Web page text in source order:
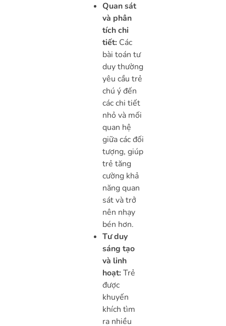
Quan sát
và phân
tích chi
tiết:Các
bài toán tư
duy thường
yêu cầu trẻ
chú ý đến
các chi tiết
nhỏ và mối
quan hệ
giữa các đối
tượng, giúp
trẻ tăng
cường khả
năng quan
sát và trở
nên nhạy
bén hơn.
Tư duy
sáng tạo
và linh
hoạt:Trẻ
được
khuyến
khích tìm
ra nhiều